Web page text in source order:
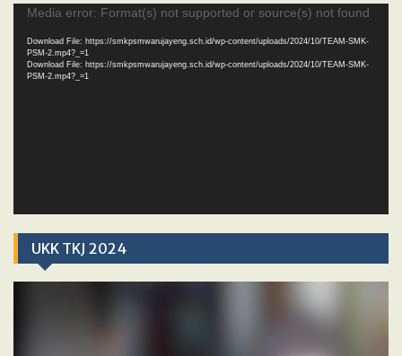
Video
Media error: Format(s) not supported or source(s) not found
Download File: https://smkpsmwarujayeng.sch.id/wp-content/uploads/2024/10/TEAM-SMK-
PSM-2.mp4?_=1
Download File: https://smkpsmwarujayeng.sch.id/wp-content/uploads/2024/10/TEAM-SMK-
PSM-2.mp4?_=1
UKK TKJ 2024